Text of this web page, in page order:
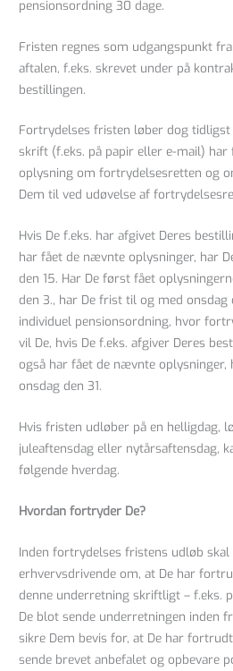
pensionsordning 30 dage.
Fristen regnes som udgangspunkt
aftalen, f.eks. skrevet under på
bestillingen.
Fortrydelses fristen løber dog
skrift (f.eks. på papir eller e-mail)
oplysning om fortrydelsesretten og
Dem til ved udøvelse af
Hvis De f.eks. har afgivet Deres
har fået de nævnte oplysninger, har
den 15. Har De først fået
den 3., har De frist til og med onsdag
individuel pensionsordning, hvor
vil De, hvis De f.eks. afgiver Deres
også har fået de nævnte oplysninger,
onsdag den 31.
Hvis fristen udløber på en helligdag,
juleaftensdag eller nytårsaftensdag,
følgende hverdag.
Hvordan fortryder De?
Inden fortrydelses fristens udløb skal
erhvervsdrivende om, at De har
denne underretning skriftligt – f.eks.
De blot sende underretningen inden
sikre Dem bevis for, at De har
sende brevet anbefalet og opbevare